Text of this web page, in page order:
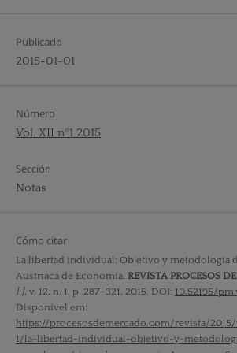
Publicado
2015-01-01
Número
Vol. XII nº1 2015
Sección
Notas
Cómo citar
La libertad individual: Objetivo y metodología
Austriaca de Economía. REVISTA PROCESOS
l.], v. 12, n. 1, p. 287–321, 2015. DOI: 10.52195/
Disponível em:
https://procesosdemercado.com/revista/
1/la-libertad-individual-objetivo-y-